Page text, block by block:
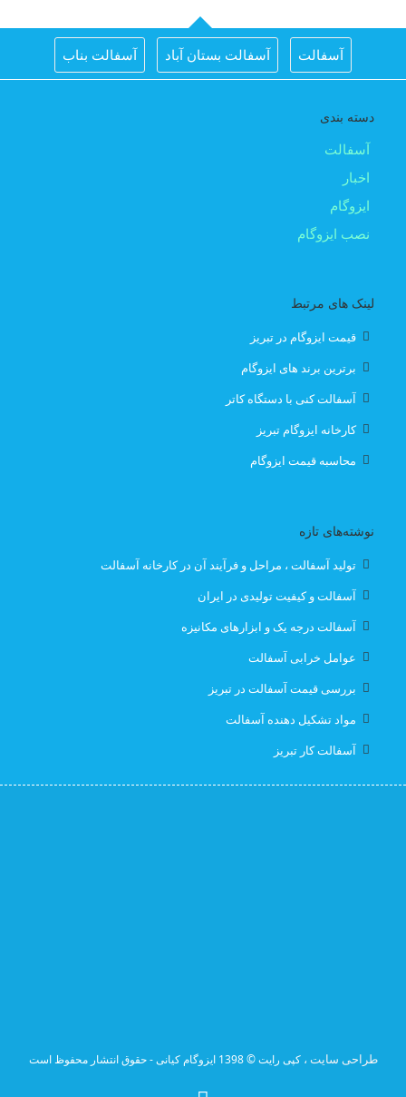
آسفالت آسفالت بستان آباد آسفالت بناب
اسفالت کار اهر
بهترین ایزوگام
بهترین ایزوگام در تبریز
قیمت انواع ایزوگام در تبریز
قیمت ایزوگام آذربام حفاظ تبریز
قیمت ایزوگام با نصب در تبریز
قیمت ایزوگام در تبریز قیمت بهترین ایزوگام
لیست قیمت ایزوگام در تبریز
دسته بندی
آسفالت
اخبار
ایزوگام
نصب ایزوگام
لینک های مرتبط
قیمت ایزوگام در تبریز
برترین برند های ایزوگام
آسفالت کنی با دستگاه کاتر
کارخانه ایزوگام تبریز
محاسبه قیمت ایزوگام
نوشته‌های تازه
تولید آسفالت ، مراحل و فرآیند آن در کارخانه آسفالت
آسفالت و کیفیت تولیدی در ایران
آسفالت درجه یک و ابزارهای مکانیزه
عوامل خرابی آسفالت
بررسی قیمت آسفالت در تبریز
مواد تشکیل دهنده آسفالت
آسفالت کار تبریز
طراحی سایت ،کپی رایت © 1398 ایزوگام کیانی - حقوق انتشار محفوظ است